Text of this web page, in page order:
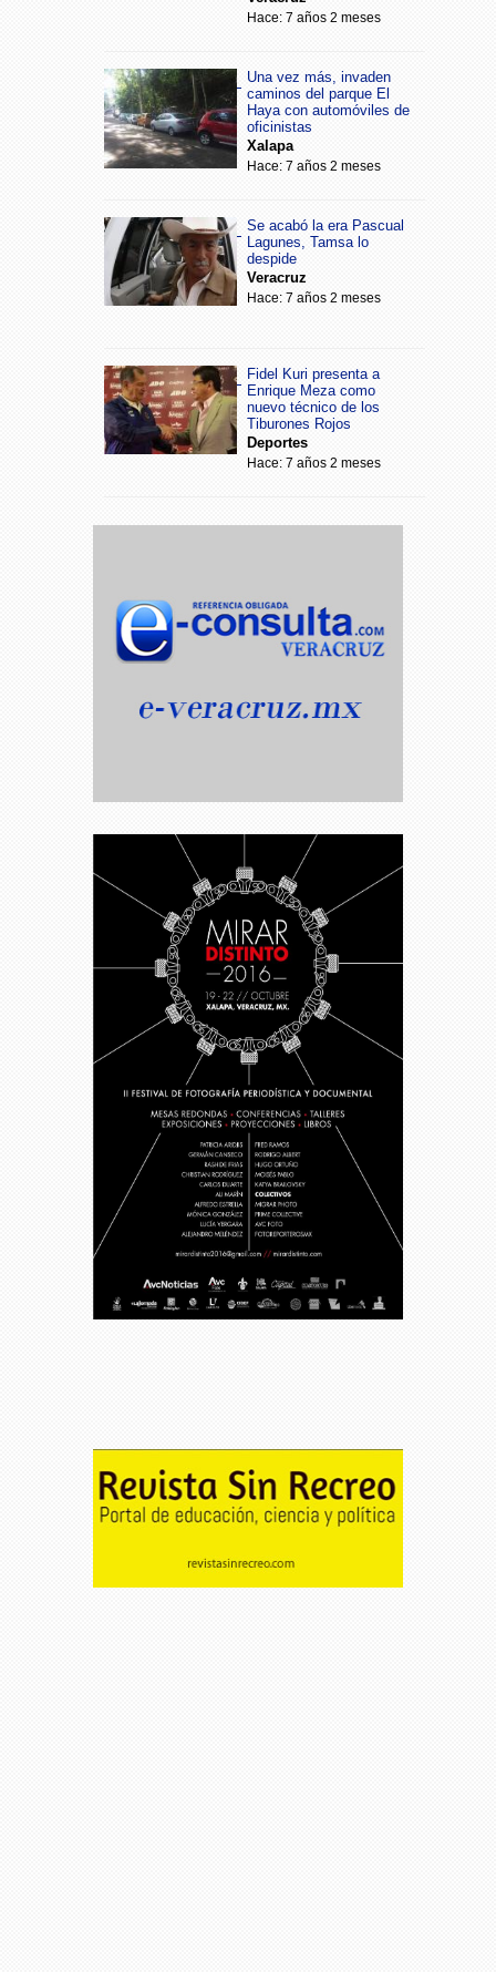
Hace: 7 años 2 meses
Una vez más, invaden
caminos del parque El
Haya con automóviles de
oficinistas
Xalapa
Hace: 7 años 2 meses
Se acabó la era Pascual
Lagunes, Tamsa lo
despide
Veracruz
Hace: 7 años 2 meses
Fidel Kuri presenta a
Enrique Meza como
nuevo técnico de los
Tiburones Rojos
Deportes
Hace: 7 años 2 meses